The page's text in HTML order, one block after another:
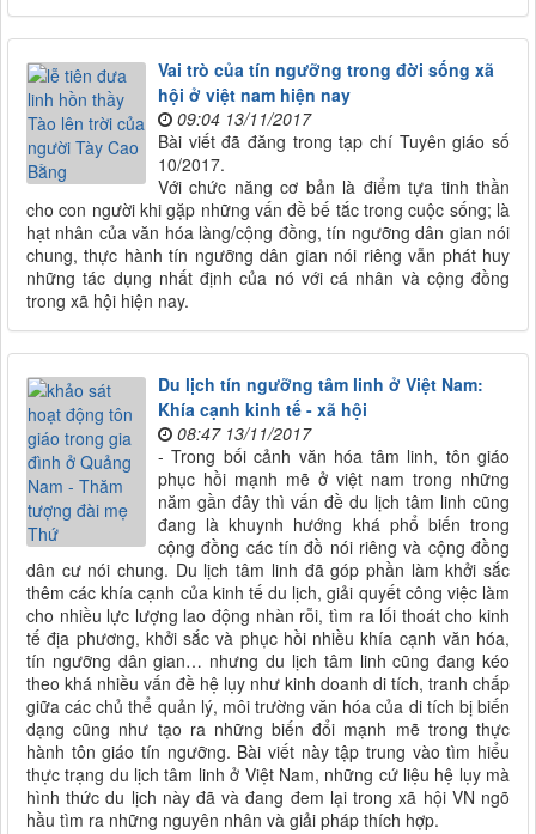
Vai trò của tín ngưỡng trong đời sống xã
hội ở việt nam hiện nay
09:04 13/11/2017
Bài viết đã đăng trong tạp chí Tuyên giáo số
10/2017.
Với chức năng cơ bản là điểm tựa tinh thần
cho con người khi gặp những vấn đề bế tắc trong cuộc sống; là
hạt nhân của văn hóa làng/cộng đồng, tín ngưỡng dân gian nói
chung, thực hành tín ngưỡng dân gian nói riêng vẫn phát huy
những tác dụng nhất định của nó với cá nhân và cộng đồng
trong xã hội hiện nay.
Du lịch tín ngưỡng tâm linh ở Việt Nam:
Khía cạnh kinh tế - xã hội
08:47 13/11/2017
- Trong bối cảnh văn hóa tâm linh, tôn giáo
phục hồi mạnh mẽ ở việt nam trong những
năm gần đây thì vấn đề du lịch tâm linh cũng
đang là khuynh hướng khá phổ biến trong
cộng đồng các tín đồ nói riêng và cộng đồng
dân cư nói chung. Du lịch tâm linh đã góp phần làm khởi sắc
thêm các khía cạnh của kinh tế du lịch, giải quyết công việc làm
cho nhiều lực lượng lao động nhàn rỗi, tìm ra lối thoát cho kinh
tế địa phương, khởi sắc và phục hồi nhiều khía cạnh văn hóa,
tín ngưỡng dân gian… nhưng du lịch tâm linh cũng đang kéo
theo khá nhiều vấn đề hệ lụy như kinh doanh di tích, tranh chấp
giữa các chủ thể quản lý, môi trường văn hóa của di tích bị biến
dạng cũng như tạo ra những biến đổi mạnh mẽ trong thực
hành tôn giáo tín ngưỡng. Bài viết này tập trung vào tìm hiểu
thực trạng du lịch tâm linh ở Việt Nam, những cứ liệu hệ lụy mà
hình thức du lịch này đã và đang đem lại trong xã hội VN ngõ
hầu tìm ra những nguyên nhân và giải pháp thích hợp.